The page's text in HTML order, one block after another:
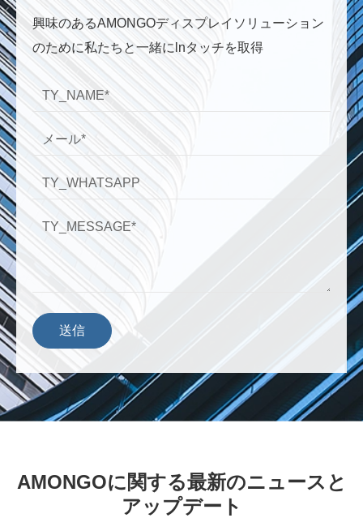
興味のあるAMONGOディスプレイソリューション
のために私たちと一緒にlnタッチを取得
送信
AMONGOに関する最新のニュースと
アップデート